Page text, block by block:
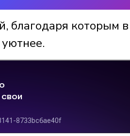
благодаря которым в